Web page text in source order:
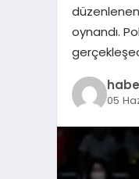
oynandı.
05